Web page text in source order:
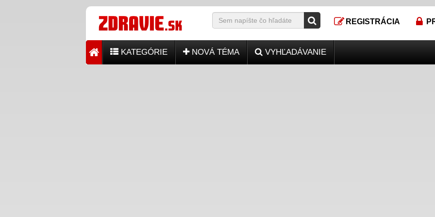
REGISTRÁCIA
KATEGÓRIE NOVÁ TÉMA VYHĽADÁVANIE